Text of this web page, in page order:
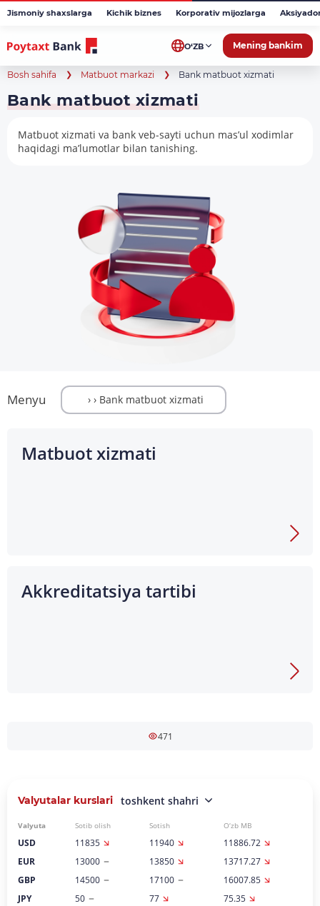
Jismoniy shaxslarga Kichik biznes Korporativ mijozlarga
O‘ZB Mening bankim
Bosh sahifa Matbuot markazi Bank matbuot xizmati
Bank matbuot xizmati
Matbuot xizmati va bank veb-sayti uchun mas’ul xodimlar
haqidagi ma’lumotlar bilan tanishing.
Menyu
Matbuot xizmati
Akkred­itatsi­ya tartibi
471
Valyutalar kurslari toshkent shahri
Valyuta Sotib olish Sotish O‘zb MB
USD 11835 11940
11886.72
EUR
13000 13850
13717.27
GBP
14500 17100
16007.85
JPY
50 77
75.35